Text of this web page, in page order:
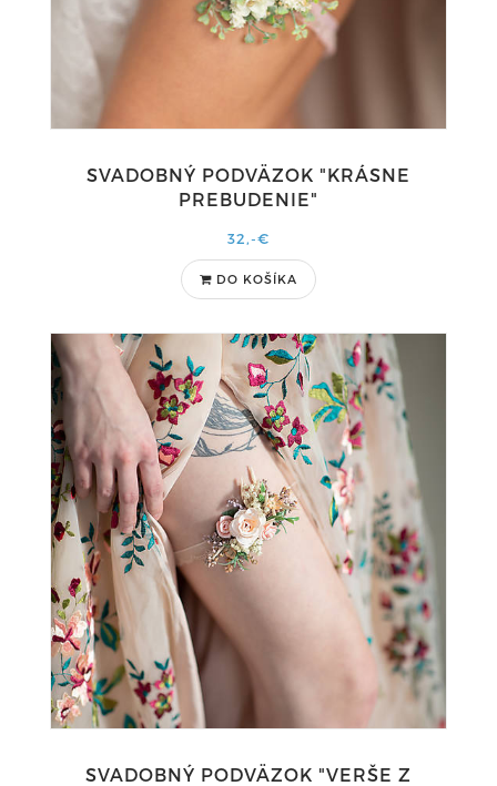
SVADOBNÝ PODVÄZOK "KRÁSNE
PREBUDENIE"
32,-€
DO KOŠÍKA
SVADOBNÝ PODVÄZOK "VERŠE Z